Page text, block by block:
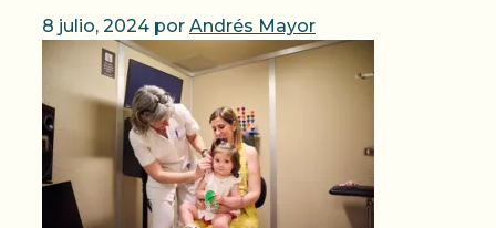
8 julio, 2024 por Andrés Mayor